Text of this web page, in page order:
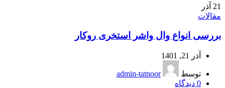
21 آذر
مقالات
بررسی انواع وال واشر استخری روکار
آذر 21, 1401
توسط
admin-tatnoor
0 دیدگاه